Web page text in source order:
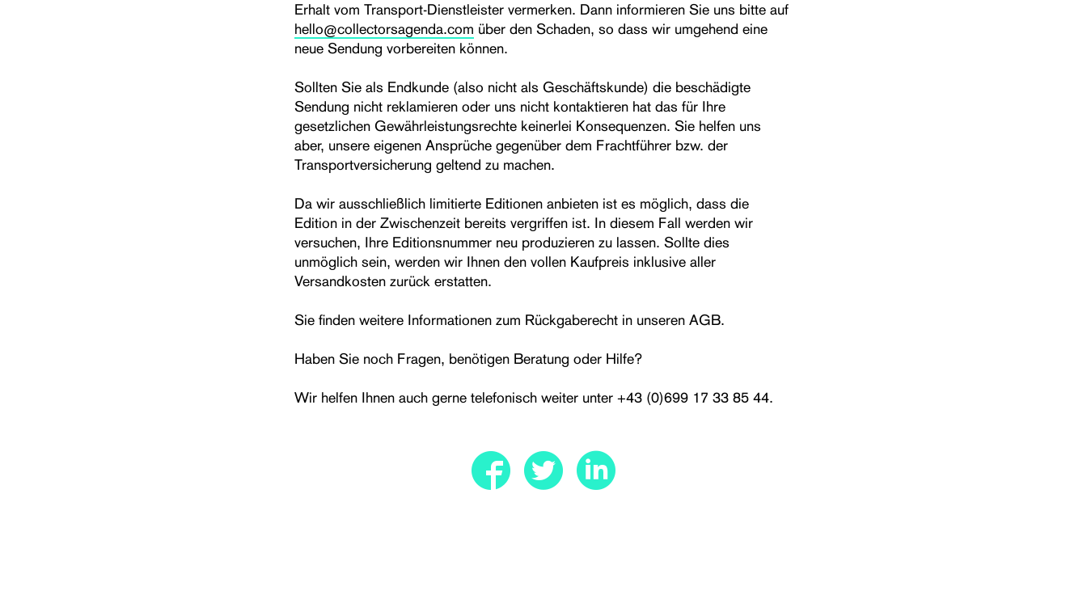
Erhalt vom Transport-Dienstleister vermerken. Dann informieren Sie uns bitte auf
hello@collectorsagenda.com über den Schaden, so dass wir umgehend eine
neue Sendung vorbereiten können.
Sollten Sie als Endkunde (also nicht als Geschäftskunde) die beschädigte
Sendung nicht reklamieren oder uns nicht kontaktieren hat das für Ihre
gesetzlichen Gewährleistungsrechte keinerlei Konsequenzen. Sie helfen uns
aber, unsere eigenen Ansprüche gegenüber dem Frachtführer bzw. der
Transportversicherung geltend zu machen.
Da wir ausschließlich limitierte Editionen anbieten ist es möglich, dass die
Edition in der Zwischenzeit bereits vergriffen ist. In diesem Fall werden wir
versuchen, Ihre Editionsnummer neu produzieren zu lassen. Sollte dies
unmöglich sein, werden wir Ihnen den vollen Kaufpreis inklusive aller
Versandkosten zurück erstatten.
Sie finden weitere Informationen zum Rückgaberecht in unseren AGB.
Haben Sie noch Fragen, benötigen Beratung oder Hilfe?
Wir helfen Ihnen auch gerne telefonisch weiter unter +43 (0)699 17 33 85 44.